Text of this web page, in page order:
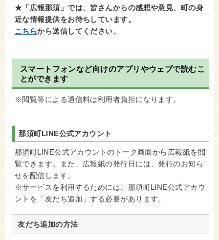
★「広報那須」では、皆さんからの感想や意見、町の身
近な情報提供をお待ちしています。
こちらから送信してください。
スマートフォンなど向けのアプリやウェブで読むこ
とができます
※閲覧等による通信料は利用者負担になります。
那須町LINE公式アカウント
那須町LINE公式アカウントのトーク画面から広報紙を閲
覧できます。また、広報紙の発行日には、発行のお知ら
せを配信します。
※サービスを利用するためには、那須町LINE公式アカウ
ントを「友だち追加」する必要があります。
友だち追加の方法